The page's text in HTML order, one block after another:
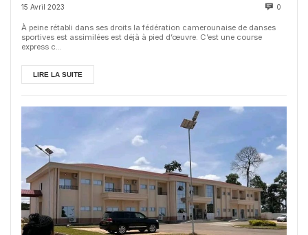
15 Avril 2023 0
À peine rétabli dans ses droits la fédération camerounaise de danses
sportives est assimilées est déjà à pied d’œuvre. C’est une course
express c...
LIRE LA SUITE